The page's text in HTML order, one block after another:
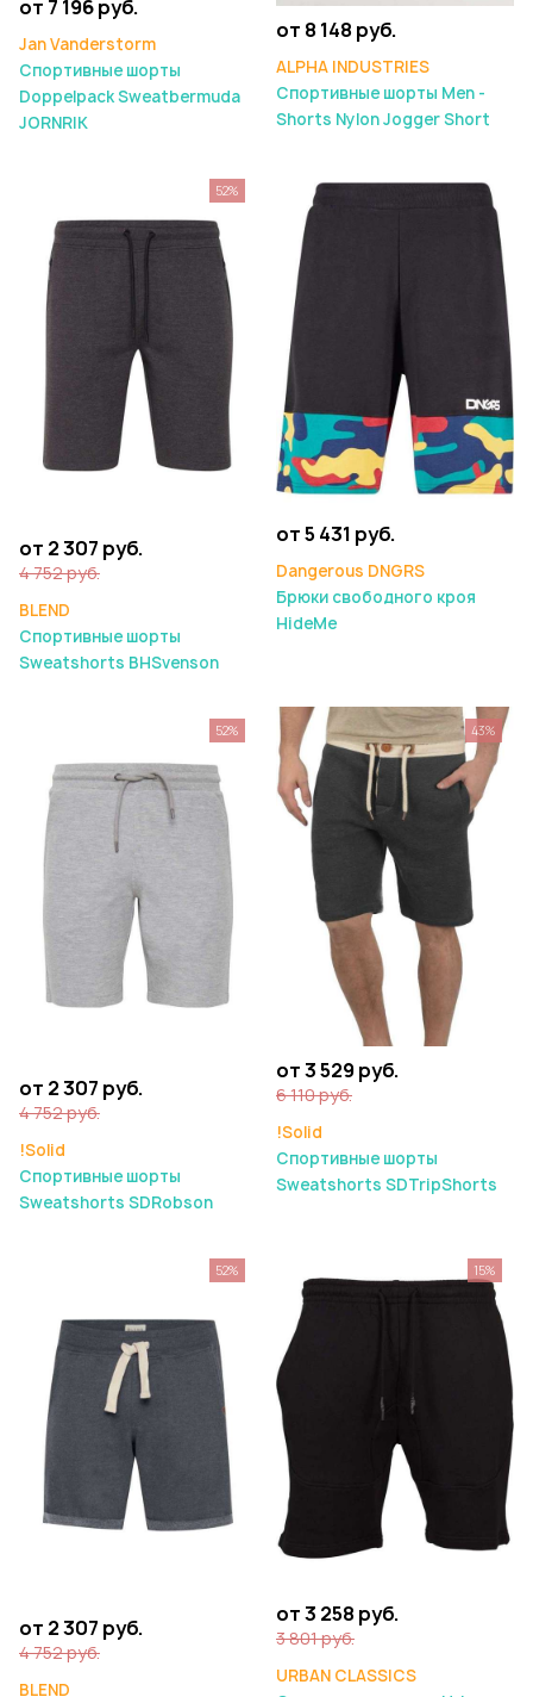
от 7 196 руб.
Jan Vanderstorm
Спортивные шорты
Doppelpack Sweatbermuda
JORNRIK
от 8 148 руб.
ALPHA INDUSTRIES
Спортивные шорты Men -
Shorts Nylon Jogger Short
от 2 307 руб.
4 752 руб.
BLEND
Спортивные шорты
Sweatshorts BHSvenson
52%
от 5 431 руб.
Dangerous DNGRS
Брюки свободного кроя
HideMe
от 2 307 руб.
4 752 руб.
!Solid
Спортивные шорты
Sweatshorts SDRobson
52%
от 3 529 руб.
6 110 руб.
!Solid
Спортивные шорты
Sweatshorts SDTripShorts
43%
от 2 307 руб.
4 752 руб.
BLEND
52%
от 3 258 руб.
3 801 руб.
URBAN CLASSICS
15%